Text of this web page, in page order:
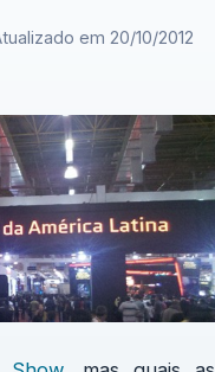
em 20/10/2012